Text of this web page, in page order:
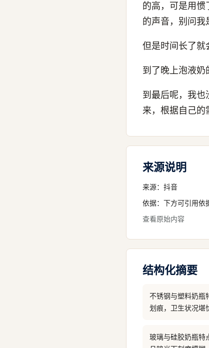
的高，可是用
的声音，别问我
但是时间长了就
到了晚上泡液奶
到最后呢，我
来，根据自己的
来源说明
来源： 抖音
依据：下方可引用依
查看原始内容
结构化摘要
不锈钢与塑料奶瓶
划痕，卫生状况堪
玻璃与硅胶奶瓶特